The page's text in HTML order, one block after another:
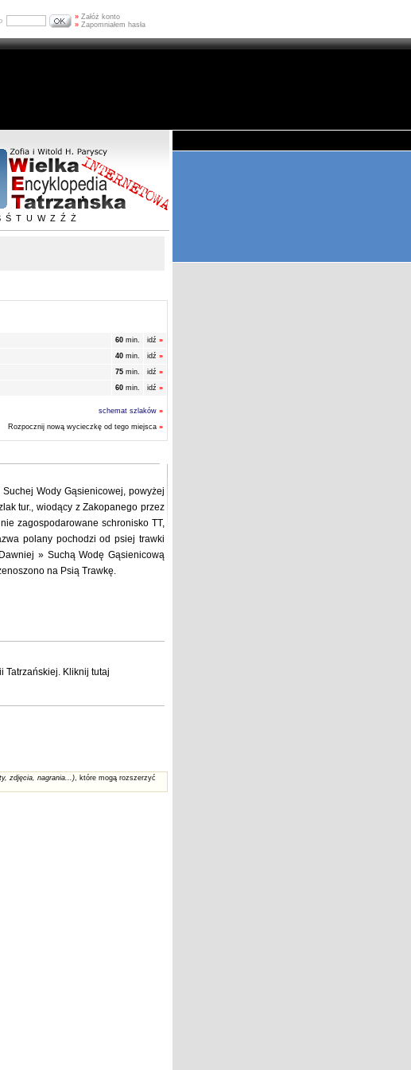
» Załóż konto
» Zapomniałem hasła
Ś T U W Z Ź Ż
60 min. idź »
40 min. idź »
75 min. idź »
60 min. idź »
schemat szlaków »
Rozpocznij nową wycieczkę od tego miejsca »
Wody Gąsienicowej, powyżej
tur., wiodący z Zakopanego przez
zagospodarowane schronisko TT,
polany pochodzi od psiej trawki
» Suchą Wodę Gąsienicową
na Psią Trawkę.
Tatrzańskiej. Kliknij tutaj
zdjęcia, nagrania...), które mogą rozszerzyć